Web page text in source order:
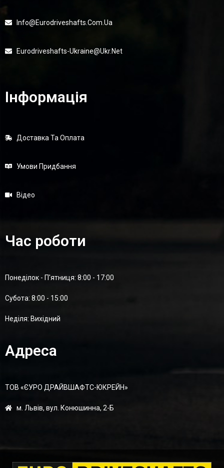
Info@eurodriveshafts.com.ua
Eurodriveshafts-Ukraine@ukr.net
Інформація
Доставка Та Оплата
Умови Придбання
Відео
Час роботи
Понеділок - П'ятниця: 8:00 - 17:00
Суботa: 8:00 - 15:00
Неділя: Вихідний
Адреса
ТОВ «ЄУРО ДРАЙВШАФТC-ЮКРЕЙН»
м. Львів, вул. Конюшинна, 2-Б